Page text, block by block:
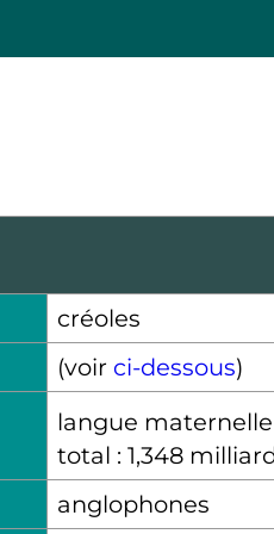
créoles
(voir ci-dessous)
langue
total : 1,348
anglophones